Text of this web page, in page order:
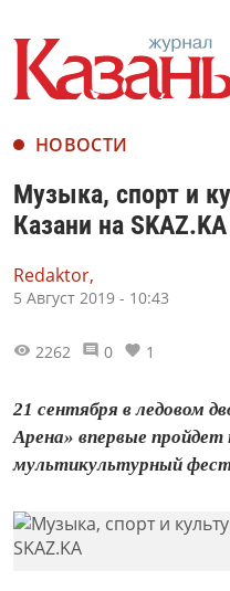
НОВОСТИ
Музыка, спорт и
Казани на SKAZ.KA
Redaktor,
5 Август 2019 - 10:43
2262 0 1
​​​​​​​21 сентября в ледовом
Арена» впервые
мультикультурный